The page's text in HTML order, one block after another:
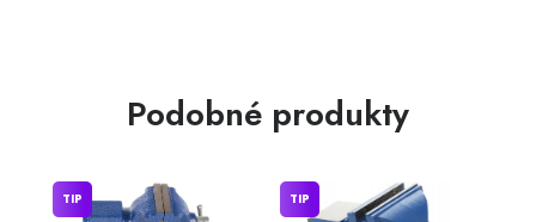
Podobné produkty
TIP TIP